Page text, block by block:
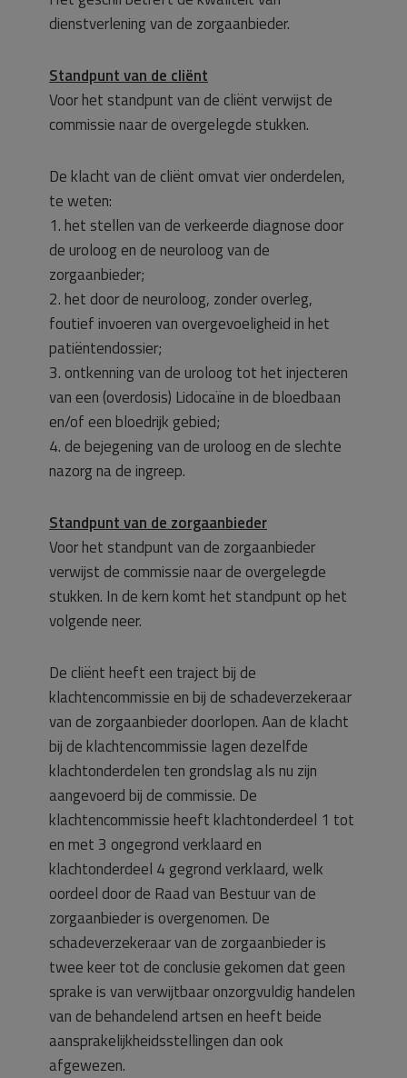
dienstverlening van de zorgaanbieder.
Standpunt van de cliënt
Voor het standpunt van de cliënt verwijst de
commissie naar de overgelegde stukken.
De klacht van de cliënt omvat vier onderdelen,
te weten:
1. het stellen van de verkeerde diagnose door
de uroloog en de neuroloog van de
zorgaanbieder;
2. het door de neuroloog, zonder overleg,
foutief invoeren van overgevoeligheid in het
patiëntendossier;
3. ontkenning van de uroloog tot het injecteren
van een (overdosis) Lidocaïne in de bloedbaan
en/of een bloedrijk gebied;
4. de bejegening van de uroloog en de slechte
nazorg na de ingreep.
Standpunt van de zorgaanbieder
Voor het standpunt van de zorgaanbieder
verwijst de commissie naar de overgelegde
stukken. In de kern komt het standpunt op het
volgende neer.
De cliënt heeft een traject bij de
klachtencommissie en bij de schadeverzekeraar
van de zorgaanbieder doorlopen. Aan de klacht
bij de klachtencommissie lagen dezelfde
klachtonderdelen ten grondslag als nu zijn
aangevoerd bij de commissie. De
klachtencommissie heeft klachtonderdeel 1 tot
en met 3 ongegrond verklaard en
klachtonderdeel 4 gegrond verklaard, welk
oordeel door de Raad van Bestuur van de
zorgaanbieder is overgenomen. De
schadeverzekeraar van de zorgaanbieder is
twee keer tot de conclusie gekomen dat geen
sprake is van verwijtbaar onzorgvuldig handelen
van de behandelend artsen en heeft beide
aansprakelijkheidsstellingen dan ook
afgewezen.